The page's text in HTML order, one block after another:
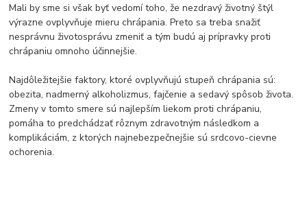
Mali by sme si však byť vedomí toho, že nezdravý životný štýl
výrazne ovplyvňuje mieru chrápania. Preto sa treba snažiť
nesprávnu životosprávu zmeniť a tým budú aj prípravky proti
chrápaniu omnoho účinnejšie.
Najdôležitejšie faktory, ktoré ovplyvňujú stupeň chrápania sú:
obezita, nadmerný alkoholizmus, fajčenie a sedavý spôsob života.
Zmeny v tomto smere sú najlepším liekom proti chrápaniu,
pomáha to predchádzať rôznym zdravotným následkom a
komplikáciám, z ktorých najnebezpečnejšie sú srdcovo-cievne
ochorenia.